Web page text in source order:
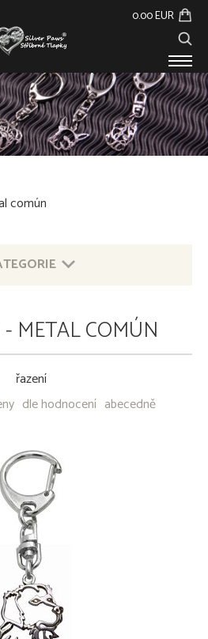
0.00 EUR
PRODUCTOS
SOBRE NOSOTROS
CONTACTO
común
MOTIVOS DE ANIMALES
METAL COMÚN
řazení
dle hodnocení abecedně